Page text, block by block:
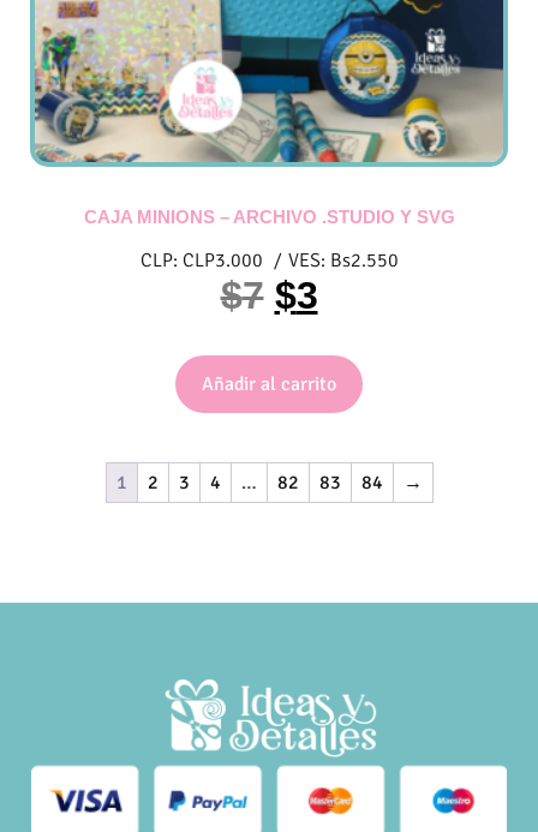
CAJA MINIONS – ARCHIVO .STUDIO Y SVG
CLP: CLP3.000 / VES: Bs2.550
$7 $3
Añadir al carrito
1 2 3 4 … 82 83 84 →